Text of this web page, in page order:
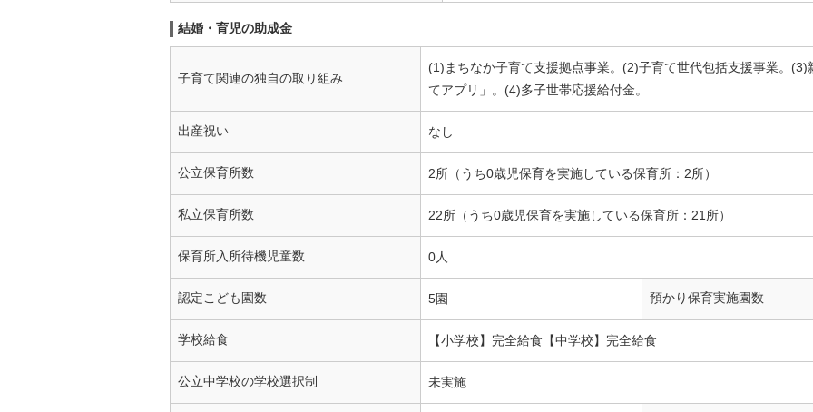
結婚・育児の助成金
子育て関連の独自の取り組み
(1)まちなか子育て支援拠点事業。(2)子育て世代包括支援事業。
てアプリ」。(4)多子世帯応援給付金。
出産祝い なし
公立保育所数 2所（うち0歳児保育を実施している保育所：2所）
私立保育所数 22所（うち0歳児保育を実施している保育所：21所）
保育所入所待機児童数 0人
認定こども園数 5園 預かり保育実施園数
学校給食 【小学校】完全給食【中学校】完全給食
公立中学校の学校選択制 未実施